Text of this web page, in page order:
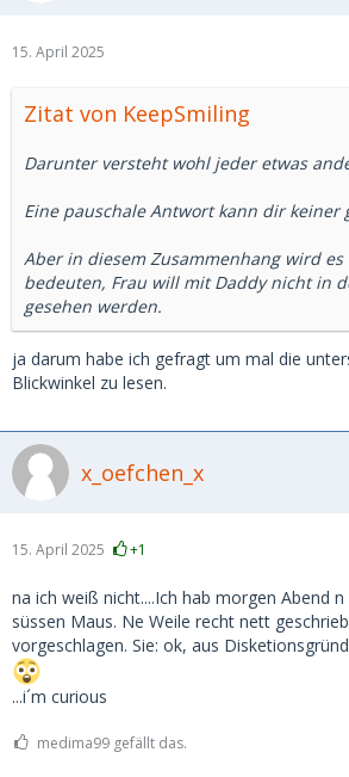
15. April 2025
Zitat von KeepSmiling
Darunter versteht wohl jeder etwas
Eine pauschale Antwort kann dir keiner
Aber in diesem Zusammenhang wird
bedeuten, Frau will mit Daddy nicht in
gesehen werden.
ja darum habe ich gefragt um mal die
Blickwinkel zu lesen.
x_oefchen_x
15. April 2025 +1
na ich weiß nicht....Ich hab morgen Abend
süssen Maus. Ne Weile recht nett
vorgeschlagen. Sie: ok, aus
...i´m curious
medima99 gefällt das.